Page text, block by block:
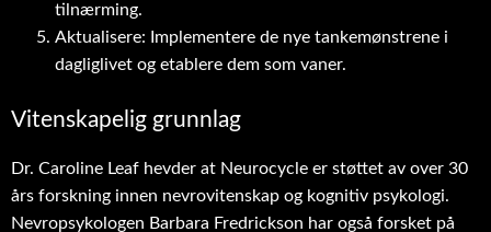
tilnærming.
Aktualisere: Implementere de nye tankemønstrene i
dagliglivet og etablere dem som vaner.
Vitenskapelig grunnlag
Dr. Caroline Leaf hevder at Neurocycle er støttet av over 30
års forskning innen nevrovitenskap og kognitiv psykologi.
Nevropsykologen Barbara Fredrickson har også forsket på